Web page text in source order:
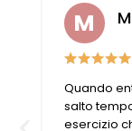
Quando
salto
esercizio